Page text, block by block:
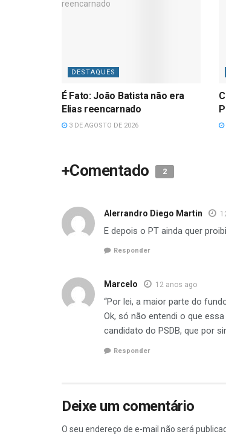
DESTAQUES
É Fato: João Batista não era
Elias reencarnado
3 DE AGOSTO DE 2026
+Comentado 2
Alerrandro Diego Martin
E depois o PT ainda quer
Responder
Marcelo 12 anos ago
“Por lei, a maior parte do
Ok, só não entendi o que
candidato do PSDB, que por
Responder
Deixe um comentário
O seu endereço de e-mail não será